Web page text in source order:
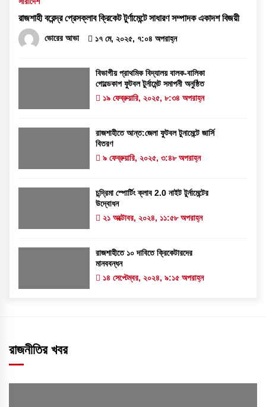
রাজশাহী বরেন্দ্র প্রেসক্লাব ক্রিকেট টুর্ণামেন্টে সাধারণ সম্পাদক একাদশ বিজয়ী
ভোরের আভা ১৭ মে, ২০২৫, ৭:০৪ অপরাহ্ন
বিভাগীয় প্রাথমিক বিদ্যালয় বালক-বালিকা
গোল্ডেকাপ ফুটবল টুর্নামেন্ট সমাপনী অনুষ্ঠিত
১৯ ফেব্রুয়ারি, ২০২৫, ৮:৩৪ অপরাহ্ন
রাজশাহীতে আন্ত:জেলা ফুটবল টুনামেন্টে জার্সি
বিতরণ
৯ ফেব্রুয়ারি, ২০২৫, ৩:৪৮ অপরাহ্ন
চন্দ্রিমা স্পোর্টিং ক্লাব 2.0 নাইট টুর্নামেন্টের
উদ্বোধন
২১ অক্টোবর, ২০২৪, ১১:৫৮ অপরাহ্ন
রাজশাহীতে ১০ দাবিতে ক্রিকেটারদের
মানববন্ধন
১৪ সেপ্টেম্বর, ২০২৪, ৯:১৫ অপরাহ্ন
রাজনীতির খবর